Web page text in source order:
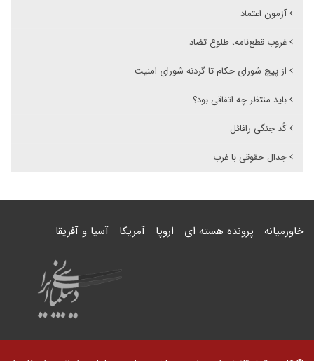
آزمون اعتماد
غروب قطع‌نامه، طلوع تضاد
از پیچ شورای حکام تا گردنه شورای امنیت
باید منتظر چه اتفاقی بود؟
کُد جنگی رافائل
جدال حقوقی با غرب
خاورمیانه پرونده هسته ای اروپا آمریکا آسیا و آفریقا